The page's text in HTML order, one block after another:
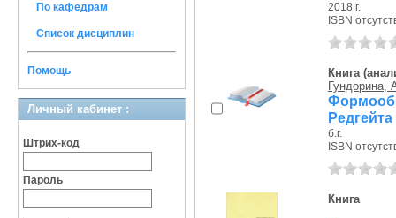
По кафедрам
Список дисциплин
Помощь
Личный кабинет :
Штрих-код
Пароль
2018 г.
ISBN
Книга
Гундорина,
б.г.
ISBN
Книга